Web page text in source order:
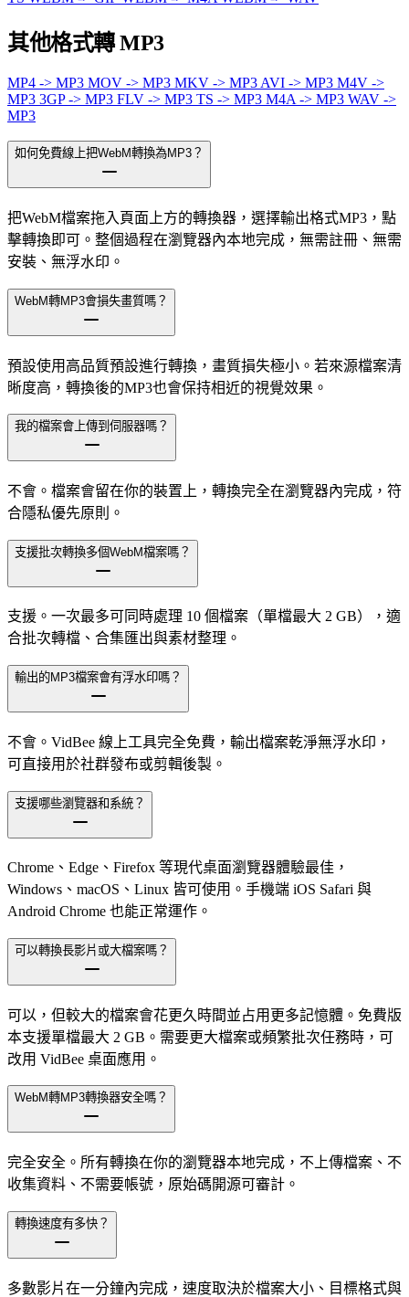
其他格式轉 MP3
MP4 -> MP3 MOV -> MP3 MKV -> MP3 AVI -> MP3 M4V ->
MP3 3GP -> MP3 FLV -> MP3 TS -> MP3 M4A -> MP3 WAV ->
MP3
如何免費線上把WebM轉換為MP3？
把WebM檔案拖入頁面上方的轉換器，選擇輸出格式MP3，點
擊轉換即可。整個過程在瀏覽器內本地完成，無需註冊、無需
安裝、無浮水印。
WebM轉MP3會損失畫質嗎？
預設使用高品質預設進行轉換，畫質損失極小。若來源檔案清
晰度高，轉換後的MP3也會保持相近的視覺效果。
我的檔案會上傳到伺服器嗎？
不會。檔案會留在你的裝置上，轉換完全在瀏覽器內完成，符
合隱私優先原則。
支援批次轉換多個WebM檔案嗎？
支援。一次最多可同時處理 10 個檔案（單檔最大 2 GB），適
合批次轉檔、合集匯出與素材整理。
輸出的MP3檔案會有浮水印嗎？
不會。VidBee 線上工具完全免費，輸出檔案乾淨無浮水印，
可直接用於社群發布或剪輯後製。
支援哪些瀏覽器和系統？
Chrome、Edge、Firefox 等現代桌面瀏覽器體驗最佳，
Windows、macOS、Linux 皆可使用。手機端 iOS Safari 與
Android Chrome 也能正常運作。
可以轉換長影片或大檔案嗎？
可以，但較大的檔案會花更久時間並占用更多記憶體。免費版
本支援單檔最大 2 GB。需要更大檔案或頻繁批次任務時，可
改用 VidBee 桌面應用。
WebM轉MP3轉換器安全嗎？
完全安全。所有轉換在你的瀏覽器本地完成，不上傳檔案、不
收集資料、不需要帳號，原始碼開源可審計。
轉換速度有多快？
多數影片在一分鐘內完成，速度取決於檔案大小、目標格式與